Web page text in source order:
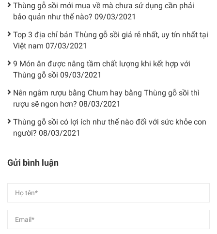
Thùng gỗ sồi mới mua về mà chưa sử dụng cần phải
bảo quản như thế nào? 09/03/2021
Top 3 địa chỉ bán Thùng gỗ sồi giá rẻ nhất, uy tín nhất tại
Việt nam 07/03/2021
9 Món ăn được nâng tầm chất lượng khi kết hợp với
Thùng gỗ sồi 09/03/2021
Nên ngâm rượu bằng Chum hay bằng Thùng gỗ sồi thì
rượu sẽ ngon hơn? 08/03/2021
Thùng gỗ sồi có lợi ích như thế nào đối với sức khỏe con
người? 08/03/2021
Gửi bình luận